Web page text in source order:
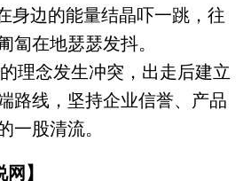
身边的能量结晶吓一跳，往
匐在地瑟瑟发抖。
理念发生冲突，出走后建立
路线，坚持企业信誉、产品
一股清流。
】